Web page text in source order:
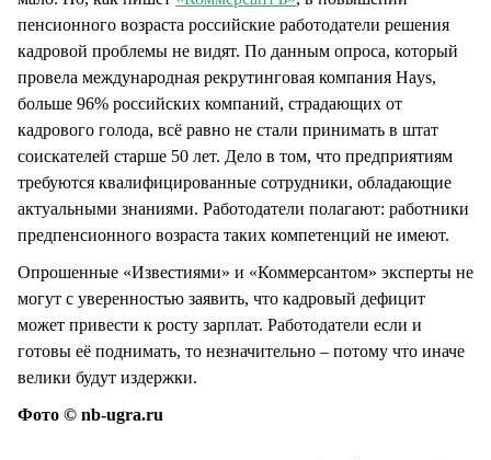
пенсионного возраста российские работодатели решения
кадровой проблемы не видят. По данным опроса, который
провела международная рекрутинговая компания Hays,
больше 96% российских компаний, страдающих от
кадрового голода, всё равно не стали принимать в штат
соискателей старше 50 лет. Дело в том, что предприятиям
требуются квалифицированные сотрудники, обладающие
актуальными знаниями. Работодатели полагают: работники
предпенсионного возраста таких компетенций не имеют.
Опрошенные «Известиями» и «Коммерсантом» эксперты не
могут с уверенностью заявить, что кадровый дефицит
может привести к росту зарплат. Работодатели если и
готовы её поднимать, то незначительно – потому что иначе
велики будут издержки.
Фото © nb-ugra.ru